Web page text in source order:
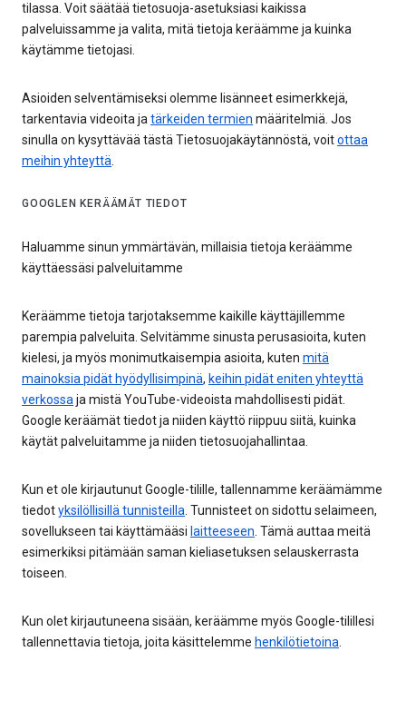
tilassa. Voit säätää tietosuoja-asetuksiasi kaikissa
palveluissamme ja valita, mitä tietoja keräämme ja kuinka
käytämme tietojasi.
Asioiden selventämiseksi olemme lisänneet esimerkkejä,
tarkentavia videoita jatärkeiden termien määritelmiä. Jos
sinulla on kysyttävää tästä Tietosuojakäytännöstä, voitottaa
meihin yhteyttä.
GOOGLEN KERÄÄMÄT TIEDOT
Haluamme sinun ymmärtävän, millaisia tietoja keräämme
käyttäessäsi palveluitamme
Keräämme tietoja tarjotaksemme kaikille käyttäjillemme
parempia palveluita. Selvitämme sinusta perusasioita, kuten
kielesi, ja myös monimutkaisempia asioita, kuten mitä
mainoksia pidät hyödyllisimpinä, keihin pidät eniten yhteyttä
verkossaja mistä YouTube-videoista mahdollisesti pidät.
Google keräämät tiedot ja niiden käyttö riippuu siitä, kuinka
käytät palveluitamme ja niiden tietosuojahallintaa.
Kun et ole kirjautunut Google-tilille, tallennamme keräämämme
tiedotyksilöllisillä tunnisteilla. Tunnisteet on sidottu selaimeen,
sovellukseen tai käyttämääsi laitteeseen. Tämä auttaa meitä
esimerkiksi pitämään saman kieliasetuksen selauskerrasta
toiseen.
Kun olet kirjautuneena sisään, keräämme myös Google-tilillesi
tallennettavia tietoja, joita käsittelemme henkilötietoina.